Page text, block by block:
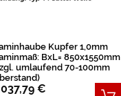
Kupfer 1,0mm
BxL= 850x1550mm
umlaufend 70-100mm
€